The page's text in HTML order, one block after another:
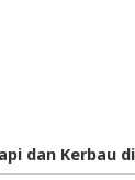
dan Kerbau